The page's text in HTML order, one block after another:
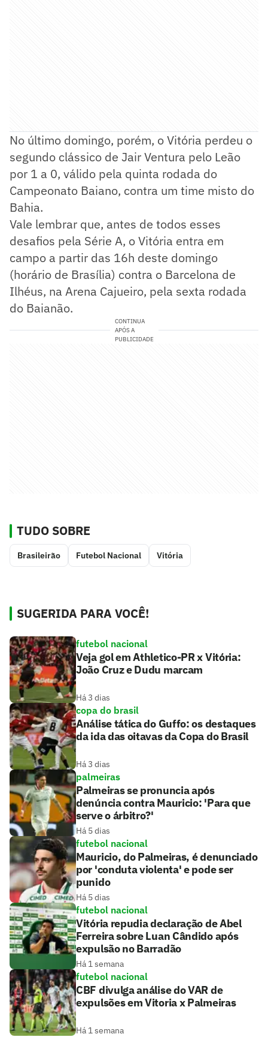
No último domingo, porém, o Vitória perdeu o
segundo clássico de Jair Ventura pelo Leão
por 1 a 0, válido pela quinta rodada do
Campeonato Baiano, contra um time misto do
Bahia.
Vale lembrar que, antes de todos esses
desafios pela Série A, o Vitória entra em
campo a partir das 16h deste domingo
(horário de Brasília) contra o Barcelona de
Ilhéus, na Arena Cajueiro, pela sexta rodada
do Baianão.
CONTINUA
APÓS A
PUBLICIDADE
TUDO SOBRE
Brasileirão Futebol Nacional Vitória
SUGERIDA PARA VOCÊ!
futebol nacional
Veja gol em Athletico-PR x Vitória:
João Cruz e Dudu marcam
Há 3 dias
copa do brasil
Análise tática do Guffo: os destaques
da ida das oitavas da Copa do Brasil
Há 3 dias
palmeiras
Palmeiras se pronuncia após
denúncia contra Mauricio: 'Para que
serve o árbitro?'
Há 5 dias
futebol nacional
Mauricio, do Palmeiras, é denunciado
por 'conduta violenta' e pode ser
punido
Há 5 dias
futebol nacional
Vitória repudia declaração de Abel
Ferreira sobre Luan Cândido após
expulsão no Barradão
Há 1 semana
futebol nacional
CBF divulga análise do VAR de
expulsões em Vitoria x Palmeiras
Há 1 semana